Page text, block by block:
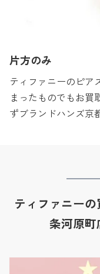
片方のみ
ティファニーのピア
まったものでもお買
ずブランドハンズ京
ティファニー
条河原町